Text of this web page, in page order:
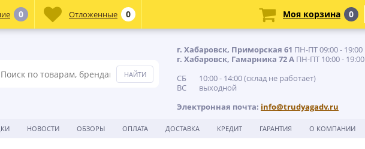
г. Хабаровск, Приморская 61 ПН-ПТ 09:00 - 19:00
г. Хабаровск, Гамарника 72 А ПН-ПТ 10:00 - 19:00
СБ 10:00 - 14:00 (склад не работает)
ВС выходной
Электронная почта: info@trudyagadv.ru
НОВОСТИ ОБЗОРЫ ОПЛАТА ДОСТАВКА КРЕДИТ ГАРАНТИЯ О КОМПАНИИ
0 Отложенные 0 Моя корзина 0